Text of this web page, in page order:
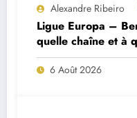
Alexandre Ribeiro
Ligue Europa –
quelle chaîne et à
match ?
6 Août 2026